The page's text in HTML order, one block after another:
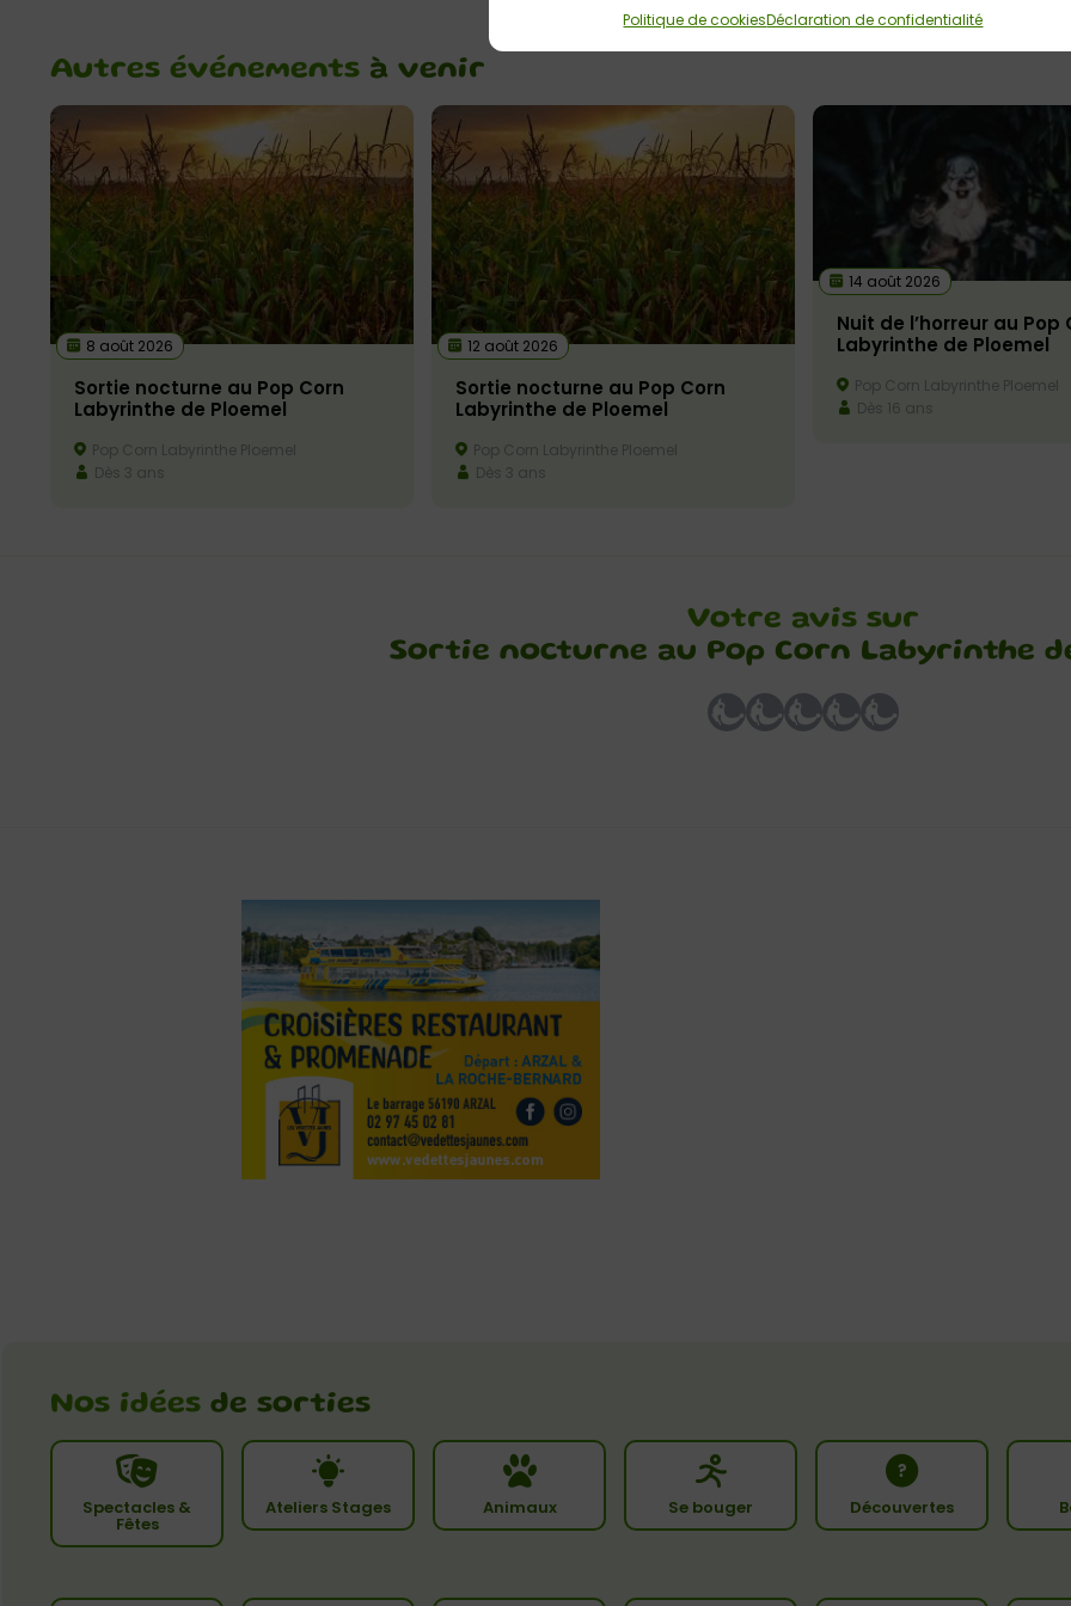
Politique de cookiesDéclaration de confidentialité
Autres événements à venir
8 août 2026
Sortie nocturne au Pop Corn
Labyrinthe de Ploemel
Pop Corn Labyrinthe Ploemel
Dès 3 ans
12 août 2026
Sortie nocturne au Pop Corn
Labyrinthe de Ploemel
Pop Corn Labyrinthe Ploemel
Dès 3 ans
14 août 2026
Nuit de l’horreur au Pop
Labyrinthe de Ploemel
Pop Corn Labyrinthe Ploemel
Dès 16 ans
Votre avis sur
Sortie nocturne au Pop Corn Labyrinthe
Nos idées de sorties
Spectacles &
Fêtes
Ateliers Stages Animaux Se bouger Découvertes